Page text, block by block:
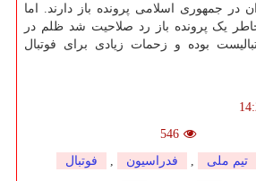
در جمهوری اسلامی پرونده باز دارند. اما
خاطر یک پرونده باز رد صلاحیت شد ظلم در
بوده و زحمات زیادی برای فوتبال
546
تیم ملی , فدراسیون , فوتبال